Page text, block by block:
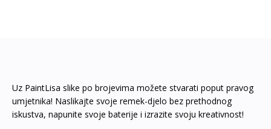
Uz PaintLisa slike po brojevima možete stvarati poput pravog
umjetnika! Naslikajte svoje remek-djelo bez prethodnog
iskustva, napunite svoje baterije i izrazite svoju kreativnost!